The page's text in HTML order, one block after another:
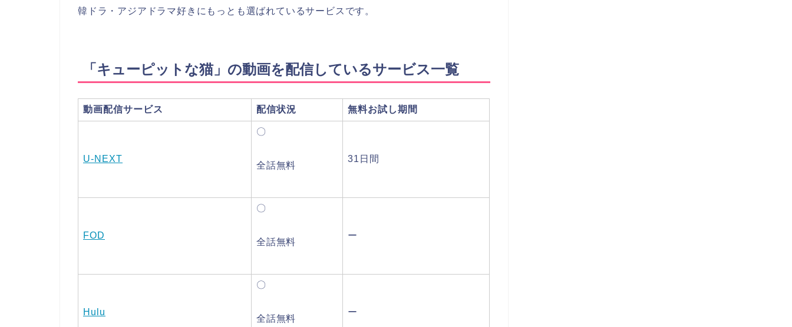
韓ドラ・アジアドラマ好きにもっとも選ばれているサービスです。
「キューピットな猫」の動画を配信しているサービス一覧
動画配信サービス 配信状況 無料お試し期間
U-NEXT
〇
全話無料
31日間
FOD
〇
全話無料
ー
Hulu
〇
全話無料
ー